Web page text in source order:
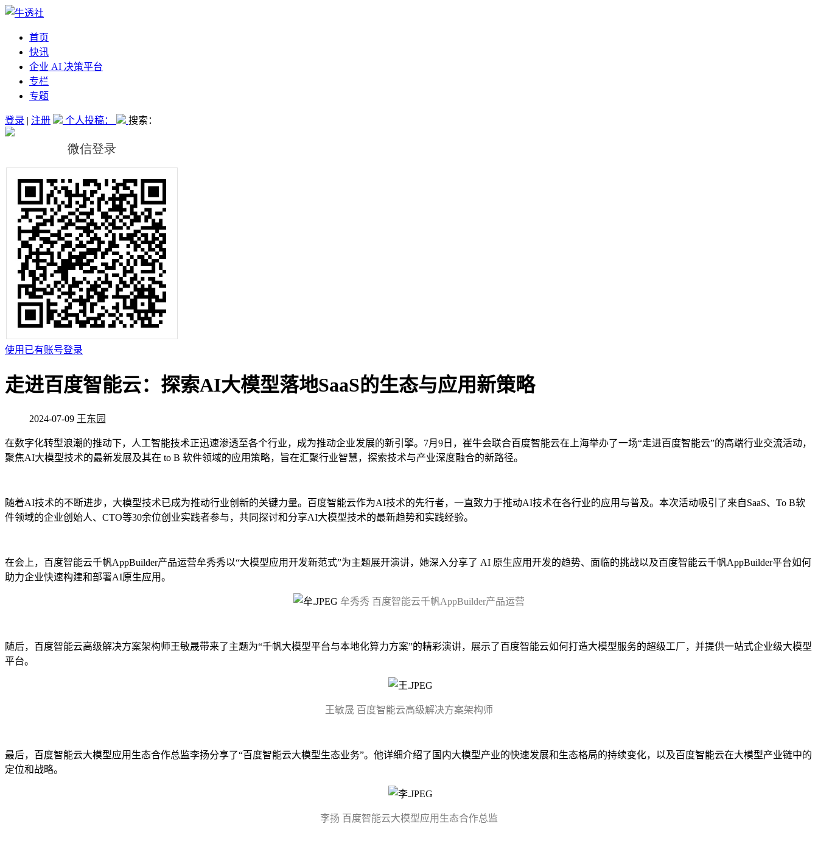
首页
快讯
企业 AI 决策平台
专栏
专题
登录 | 注册 个人投稿： 搜索：
使用已有账号登录
走进百度智能云：探索AI大模型落地SaaS的生态与应用新策略
2024-07-09 王东园
在数字化转型浪潮的推动下，人工智能技术正迅速渗透至各个行业，成为推动企业发展的新引擎。7月9日，崔牛会联合百度智能云在上海举办了一场“走进百度智能云”的高端行业交流活动，
聚焦AI大模型技术的最新发展及其在 to B 软件领域的应用策略，旨在汇聚行业智慧，探索技术与产业深度融合的新路径。
随着AI技术的不断进步，大模型技术已成为推动行业创新的关键力量。百度智能云作为AI技术的先行者，一直致力于推动AI技术在各行业的应用与普及。本次活动吸引了来自SaaS、To B软
件领域的企业创始人、CTO等30余位创业实践者参与，共同探讨和分享AI大模型技术的最新趋势和实践经验。
在会上，百度智能云千帆AppBuilder产品运营牟秀秀以“大模型应用开发新范式”为主题展开演讲，她深入分享了 AI 原生应用开发的趋势、面临的挑战以及百度智能云千帆AppBuilder平台如何
助力企业快速构建和部署AI原生应用。
牟秀秀 百度智能云千帆AppBuilder产品运营
随后，百度智能云高级解决方案架构师王敏晟带来了主题为“千帆大模型平台与本地化算力方案”的精彩演讲，展示了百度智能云如何打造大模型服务的超级工厂，并提供一站式企业级大模型
平台。
王敏晟 百度智能云高级解决方案架构师
最后，百度智能云大模型应用生态合作总监李扬分享了“百度智能云大模型生态业务”。他详细介绍了国内大模型产业的快速发展和生态格局的持续变化，以及百度智能云在大模型产业链中的
定位和战略。
李扬 百度智能云大模型应用生态合作总监